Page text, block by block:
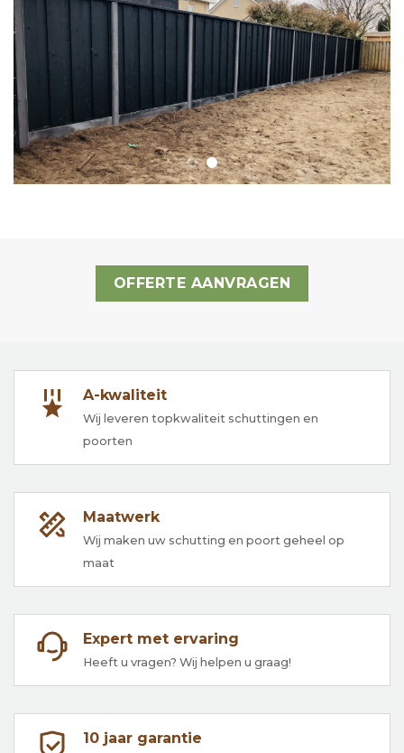
OFFERTE AANVRAGEN
A-kwaliteit
Wij leveren topkwaliteit schuttingen en
poorten
Maatwerk
Wij maken uw schutting en poort geheel op
maat
Expert met ervaring
Heeft u vragen? Wij helpen u graag!
10 jaar garantie